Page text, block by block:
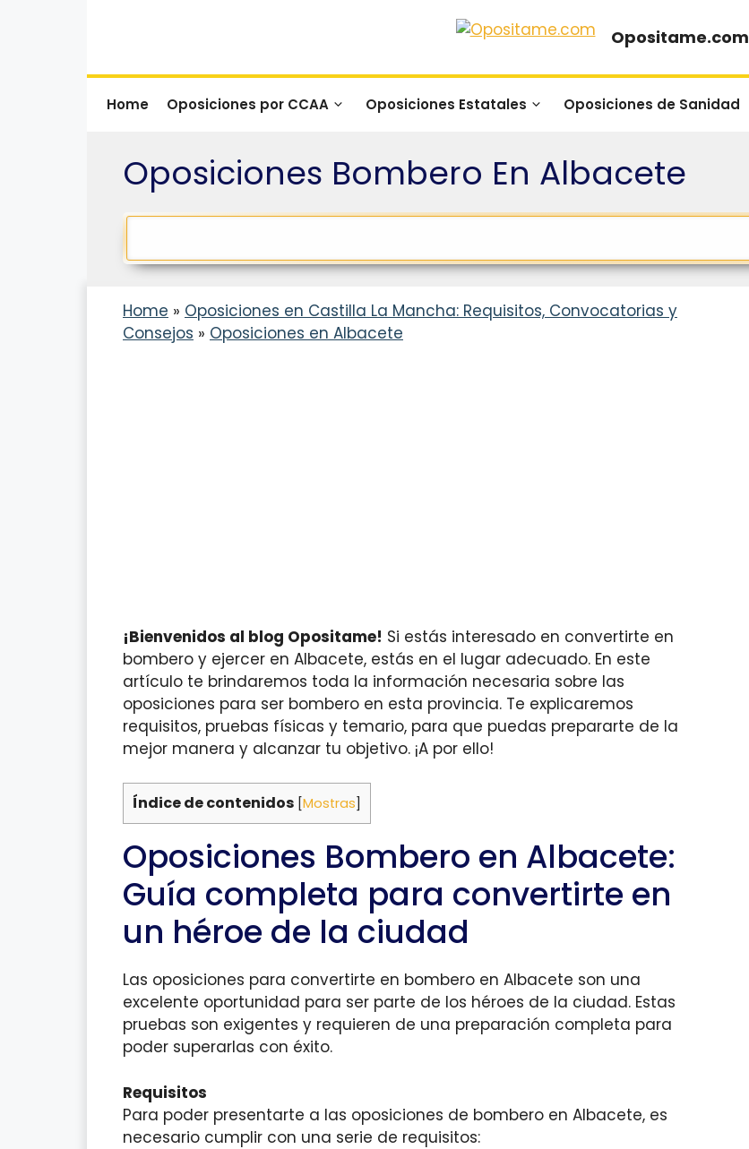
Opositame.com
Home Oposiciones por CCAA Oposiciones Estatales Oposiciones de Sanidad
Oposiciones Bombero En Albacete
Home » Oposiciones en Castilla La Mancha: Requisitos, Convocatorias y
Consejos » Oposiciones en Albacete
¡Bienvenidos al blog Opositame! Si estás interesado en convertirte en
bombero y ejercer en Albacete, estás en el lugar adecuado. En este
artículo te brindaremos toda la información necesaria sobre las
oposiciones para ser bombero en esta provincia. Te explicaremos
requisitos, pruebas físicas y temario, para que puedas prepararte de la
mejor manera y alcanzar tu objetivo. ¡A por ello!
Índice de contenidos [Mostras]
Oposiciones Bombero en Albacete:
Guía completa para convertirte en
un héroe de la ciudad
Las oposiciones para convertirte en bombero en Albacete son una
excelente oportunidad para ser parte de los héroes de la ciudad. Estas
pruebas son exigentes y requieren de una preparación completa para
poder superarlas con éxito.
Requisitos
Para poder presentarte a las oposiciones de bombero en Albacete, es
necesario cumplir con una serie de requisitos: